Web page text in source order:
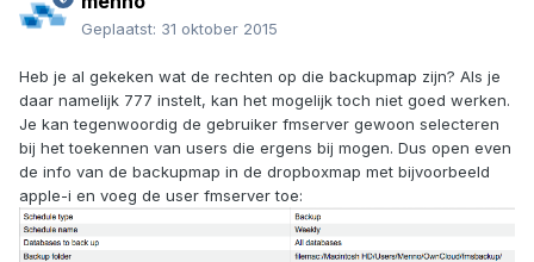
Geplaatst: 31 oktober 2015
Heb je al gekeken wat de rechten op die backupmap zijn? Als je
daar namelijk 777 instelt, kan het mogelijk toch niet goed werken.
Je kan tegenwoordig de gebruiker fmserver gewoon selecteren
bij het toekennen van users die ergens bij mogen. Dus open even
de info van de backupmap in de dropboxmap met bijvoorbeeld
apple-i en voeg de user fmserver toe: